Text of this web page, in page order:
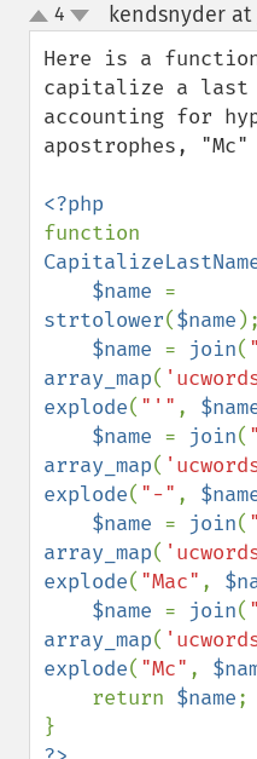
up
down
4 kendsnyder
Here is a
capitalize a last
accounting for
apostrophes, "Mc"
$name
strtolower($name );
$name = join(
array_map(
explode( "'" ,
$name = join(
array_map(
explode( "-" ,
$name = join(
array_map(
explode( "Mac" ,
$name = join(
array_map(
explode( "Mc" ,
    return
$name;